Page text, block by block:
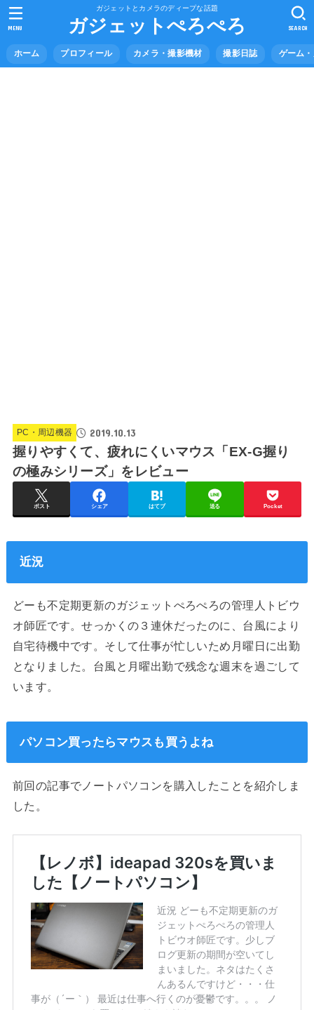
ガジェットとカメラのディープな話題
ガジェットぺろぺろ
ホーム プロフィール カメラ・撮影機材 撮影日誌 ゲーム
SEARCH
MENU
PC・周辺機器 2019.10.13
握りやすくて、疲れにくいマウス「EX-G握り
の極みシリーズ」をレビュー
ポスト シェア はてブ 送る Pocket
近況
どーも不定期更新のガジェットぺろぺろの管理人トビウ
オ師匠です。せっかくの３連休だったのに、台風により
自宅待機中です。そして仕事が忙しいため月曜日に出勤
となりました。台風と月曜出勤で残念な週末を過ごして
います。
パソコン買ったらマウスも買うよね
前回の記事でノートパソコンを購入したことを紹介しま
した。